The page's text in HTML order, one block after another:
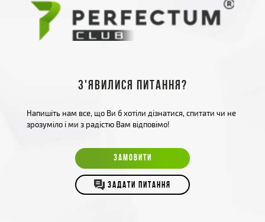
З'явилися питання?
Напишіть нам все, що Ви б хотіли дізнатися, спитати чи не
зрозуміло і ми з радістю Вам відповімо!
ЗАМОВИТИ
ЗАДАТИ ПИТАННЯ